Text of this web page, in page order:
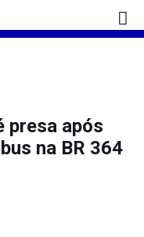
presa após
na BR 364